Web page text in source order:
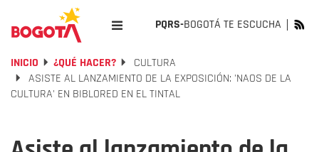
PQRS-BOGOTÁ TE ESCUCHA
INICIO ¿QUÉ HACER?
CULTURA
ASISTE AL LANZAMIENTO DE LA EXPOSICIÓN: 'NAOS DE LA
CULTURA' EN BIBLORED EN EL TINTAL